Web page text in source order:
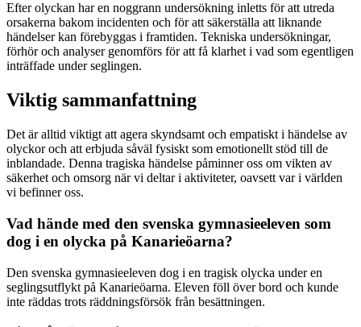
Efter olyckan har en noggrann undersökning inletts för att utreda
orsakerna bakom incidenten och för att säkerställa att liknande
händelser kan förebyggas i framtiden. Tekniska undersökningar,
förhör och analyser genomförs för att få klarhet i vad som egentligen
inträffade under seglingen.
Viktig sammanfattning
Det är alltid viktigt att agera skyndsamt och empatiskt i händelse av
olyckor och att erbjuda såväl fysiskt som emotionellt stöd till de
inblandade. Denna tragiska händelse påminner oss om vikten av
säkerhet och omsorg när vi deltar i aktiviteter, oavsett var i världen
vi befinner oss.
Vad hände med den svenska gymnasieeleven som
dog i en olycka på Kanarieöarna?
Den svenska gymnasieeleven dog i en tragisk olycka under en
seglingsutflykt på Kanarieöarna. Eleven föll över bord och kunde
inte räddas trots räddningsförsök från besättningen.